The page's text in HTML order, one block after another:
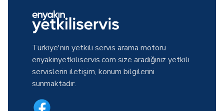
Türkiye'nin yetkili servis arama motoru
enyakinyetkiliservis.com size aradığınız yetkili
servislerin iletişim, konum bilgilerini
sunmaktadır.